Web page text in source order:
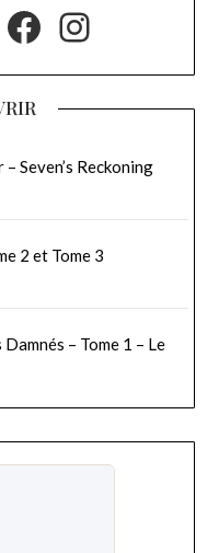
Facebook
Seven’s Reckoning
2 et Tome 3
– Tome 1 – Le